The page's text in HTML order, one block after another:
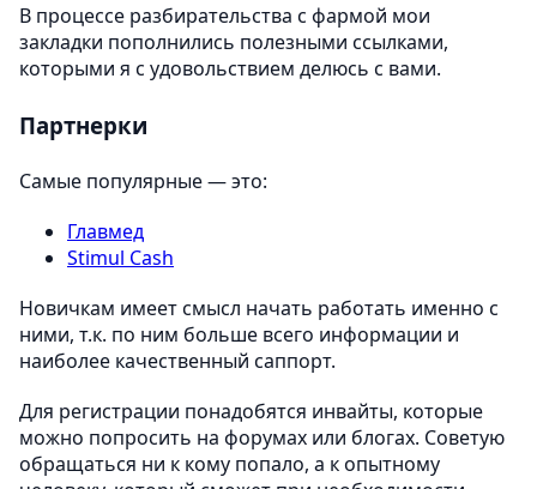
В процессе разбирательства с фармой мои
закладки пополнились полезными ссылками,
которыми я с удовольствием делюсь с вами.
Партнерки
Самые популярные — это:
Главмед
Stimul Cash
Новичкам имеет смысл начать работать именно с
ними, т.к. по ним больше всего информации и
наиболее качественный саппорт.
Для регистрации понадобятся инвайты, которые
можно попросить на форумах или блогах. Советую
обращаться ни к кому попало, а к опытному